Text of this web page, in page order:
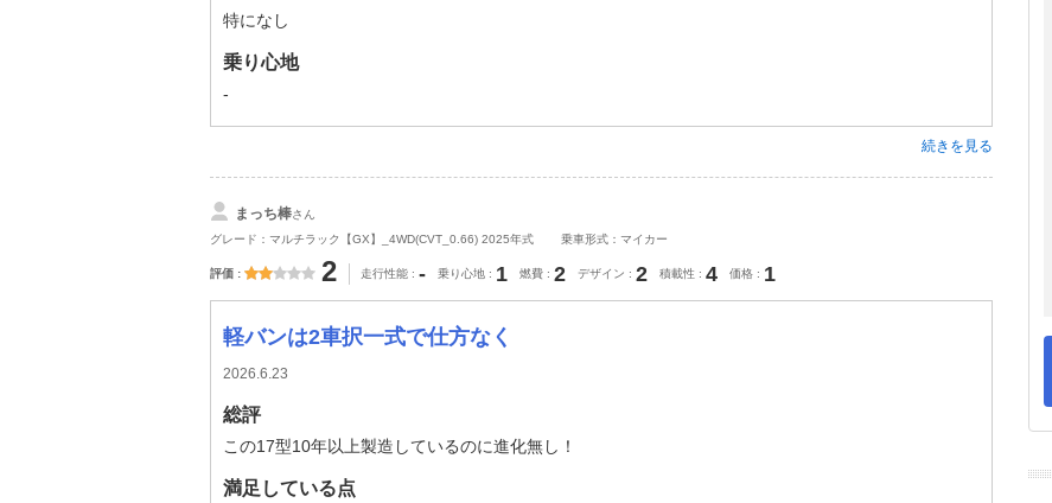
特になし
乗り心地
-
続きを見る
まっち棒さん
グレード：マルチラック【GX】_4WD(CVT_0.66) 2025年式
乗車形式：マイカー
評価 2 走行性能 - 乗り心地 1 燃費 2 デザイン 2 積載性 4 価格 1
軽バンは2車択一式で仕方なく
2026.6.23
総評
この17型10年以上製造しているのに進化無し！
満足している点